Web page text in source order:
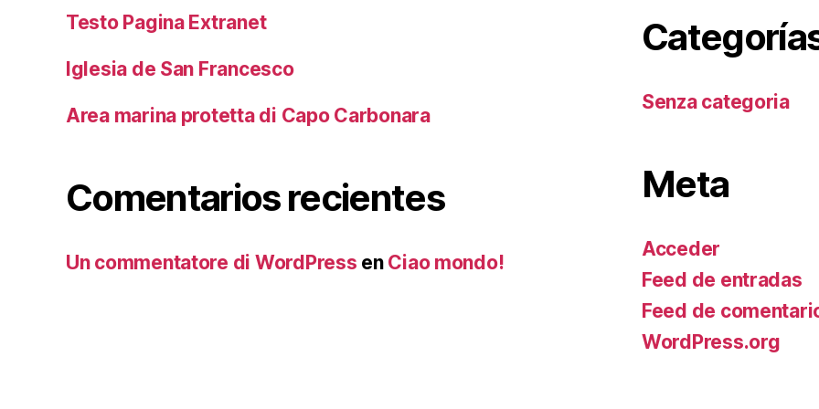
Testo Pagina Extranet
Iglesia de San Francesco
Area marina protetta di Capo Carbonara
Comentarios recientes
Un commentatore di WordPress en Ciao mondo!
Senza categoria
Meta
Acceder
Feed de entradas
Feed de
WordPress.org